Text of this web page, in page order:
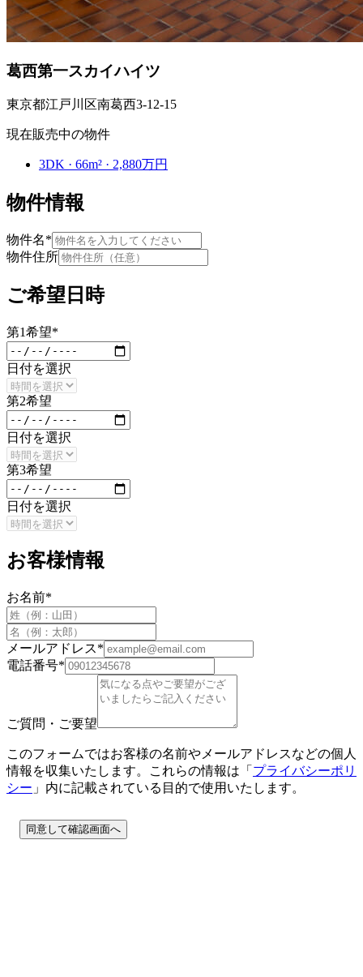
葛西第一スカイハイツ
東京都江戸川区南葛西3-12-15
現在販売中の物件
3DK · 66m² · 2,880万円
物件情報
物件名*
物件住所
ご希望日時
第1希望*
日付を選択
第2希望
日付を選択
第3希望
日付を選択
お客様情報
お名前*
メールアドレス*
電話番号*
ご質問・ご要望
このフォームではお客様の名前やメールアドレスなどの個人
情報を収集いたします。これらの情報は「 プライバシーポリ
シー 」内に記載されている目的で使用いたします。
同意して確認画面へ